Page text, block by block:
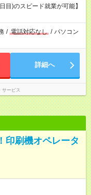
目)のスピード就業が可能】
/ 電話対応なし / パソコン
詳細へ
サービス
印刷機オペレータ